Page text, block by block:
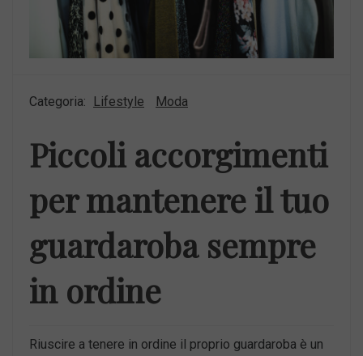
Categoria: Lifestyle Moda
Piccoli accorgimenti
per mantenere il tuo
guardaroba sempre
in ordine
Riuscire a tenere in ordine il proprio guardaroba è un